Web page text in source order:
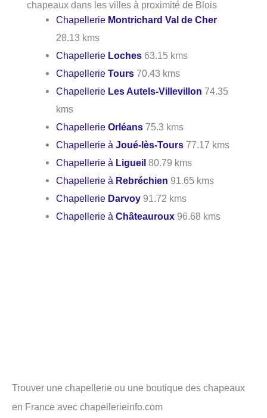
chapeaux dans les villes à proximité de Blois
Chapellerie Montrichard Val de Cher
28.13 kms
Chapellerie Loches 63.15 kms
ChapellerieTours 70.43 kms
Chapellerie Les Autels-Villevillon 74.35
kms
ChapellerieOrléans 75.3 kms
Chapellerie àJoué-lès-Tours 77.17 kms
Chapellerie à Ligueil 80.79 kms
Chapellerie à Rebréchien 91.65 kms
Chapellerie Darvoy 91.72 kms
Chapellerie àChâteauroux 96.68 kms
Trouver une chapellerie ou une boutique des chapeaux
en France avec chapellerieinfo.com